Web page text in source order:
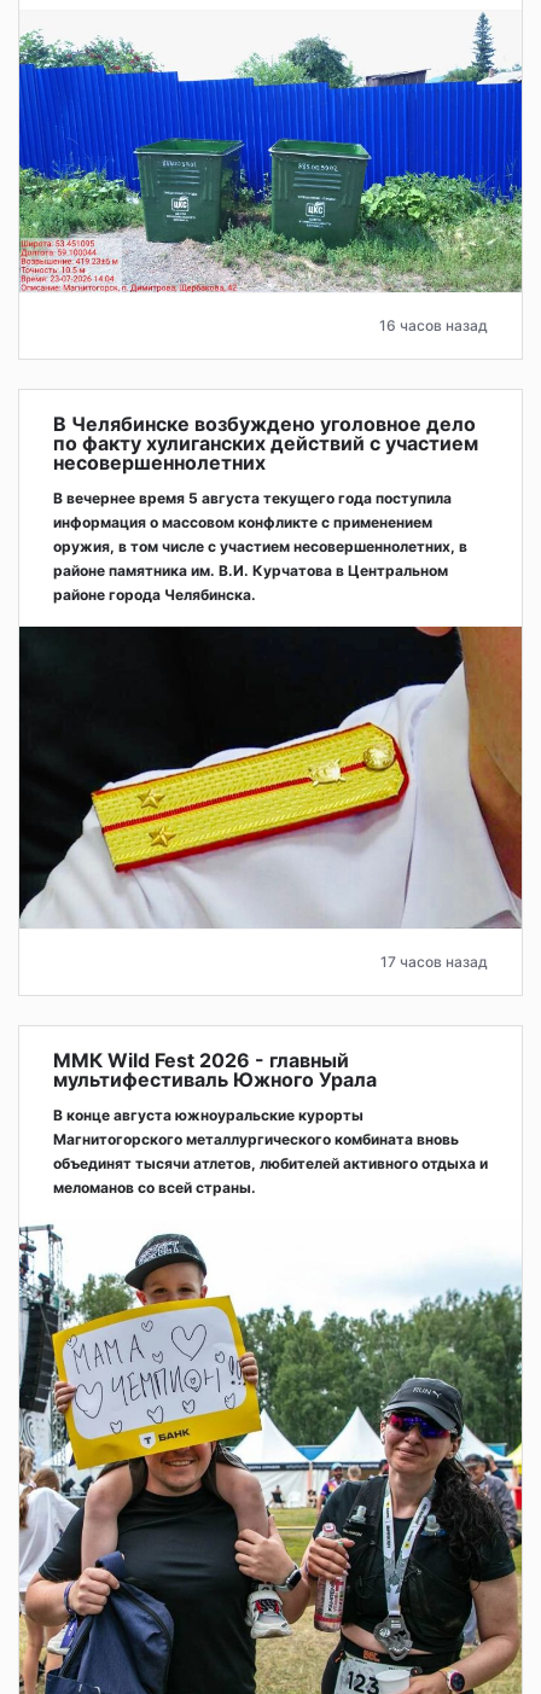
16 часов назад
В Челябинске возбуждено уголовное дело
по факту хулиганских действий с участием
несовершеннолетних
В вечернее время 5 августа текущего года поступила
информация о массовом конфликте с применением
оружия, в том числе с участием несовершеннолетних, в
районе памятника им. В.И. Курчатова в Центральном
районе города Челябинска.
17 часов назад
ММК Wild Fest 2026 - главный
мультифестиваль Южного Урала
В конце августа южноуральские курорты
Магнитогорского металлургического комбината вновь
объединят тысячи атлетов, любителей активного отдыха и
меломанов со всей страны.